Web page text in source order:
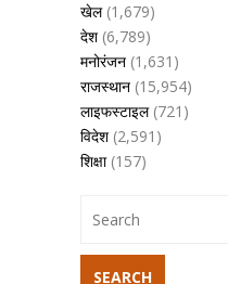
खेल(1,679)
देश(6,789)
मनोरंजन (1,631)
राजस्थान (15,954)
लाइफस्टाइल(721)
विदेश(2,591)
शिक्षा(157)